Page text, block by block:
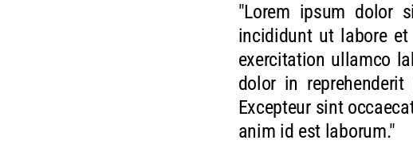
"Lorem ipsum dolor
incididunt ut labore
exercitation ullamco
dolor in
Excepteur sint
anim id est laborum."